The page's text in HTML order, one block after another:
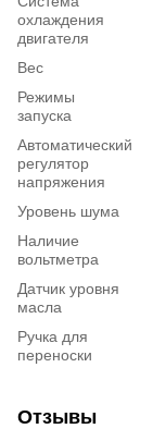
охлаждения
двигателя
Вес
Режимы
запуска
Автоматический
регулятор
напряжения
Уровень шума
Наличие
вольтметра
Датчик уровня
масла
Ручка для
переноски
Отзывы